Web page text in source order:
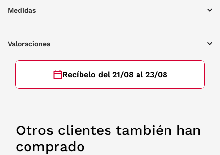
Medidas
Valoraciones
Recíbelo del 21/08 al 23/08
Otros clientes también han
comprado